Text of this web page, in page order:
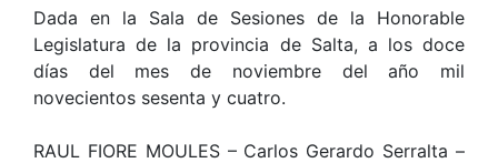
Dada en la Sala de Sesiones de la Honorable
Legislatura de la provincia de Salta, a los doce
días del mes de noviembre del año mil
novecientos sesenta y cuatro.
RAUL FIORE MOULES – Carlos Gerardo Serralta –